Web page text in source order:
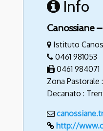
Info
Canossiane
Istituto
0461 981053
0461 984071
Zona Pastorale
Decanato :
http://